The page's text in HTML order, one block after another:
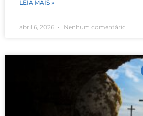
LEIA MAIS »
abril 6, 2026 Nenhum comentário